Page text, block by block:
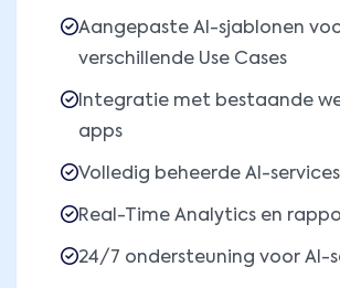
Aangepaste AI-sjablonen
verschillende Use Cases
Integratie met bestaande
apps
Volledig beheerde AI-services
Real-Time Analytics en
24/7 ondersteuning voor AI-